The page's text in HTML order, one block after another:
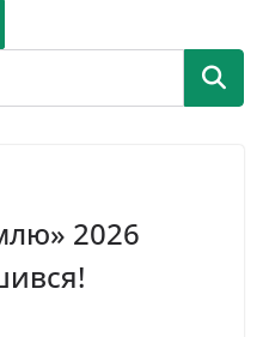
2026